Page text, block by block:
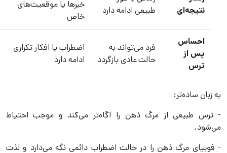
نتیجه‌ای
طبیعی ادامه دارد
خبرها یا موقعیت‌های
خاص
احساس
پس از
ترس
فرد می‌تواند به
حالت عادی بازگردد
اضطراب یا افکار تکراری
ادامه دارد
به زبان ساده‌تر:
- ترس طبیعی از مرگ ذهن را آگاه‌تر می‌کند و موجب احتیاط
می‌شود.
- فوبیای مرگ ذهن را در حالت اضطراب دائمی نگه می‌دارد و لذت